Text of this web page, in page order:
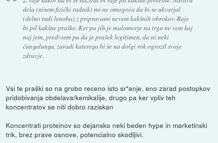
dela (nisem fizički radnik) mi ne omogoča da bi se ukvarjal
(delno tudi lenoba) z pripravami nevem kakšnih obrokov. Raje
bi pil kakšne praške. Ker pa jih je malomorje na trgu ne vem kaj
naj jem, predvsem pa da je prašek legitimen, da ni neki
čungalunga, zaradi katerega bi še na dolgi rok ogrozil svoje
zdravje.
Vsi te praški so na grobo receno isto sr*anje, eno zarad postopkov
pridobivanja obdelava/kemikalije, drugo pa ker vpliv teh
koncentratov se niti dobro raziskan
Koncentrati proteinov so dejansko neki beden hype in marketinski
trik, brez prave osnove, potencialno skodljivi.